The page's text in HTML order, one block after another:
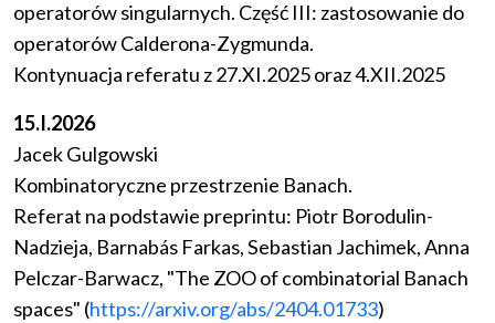
operatorów singularnych. Część III: zastosowanie do
operatorów Calderona-Zygmunda.
Kontynuacja referatu z 27.XI.2025 oraz 4.XII.2025
15.I.2026
Jacek Gulgowski
Kombinatoryczne przestrzenie Banach.
Referat na podstawie preprintu: Piotr Borodulin-
Nadzieja, Barnabás Farkas, Sebastian Jachimek, Anna
Pelczar-Barwacz, "The ZOO of combinatorial Banach
spaces" (https://arxiv.org/abs/2404.01733)